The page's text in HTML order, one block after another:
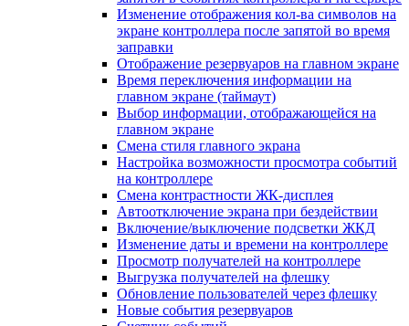
Изменение отображения кол-ва символов на
экране контроллера после запятой во время
заправки
Отображение резервуаров на главном экране
Время переключения информации на
главном экране (таймаут)
Выбор информации, отображающейся на
главном экране
Смена стиля главного экрана
Настройка возможности просмотра событий
на контроллере
Смена контрастности ЖК-дисплея
Автоотключение экрана при бездействии
Включение/выключение подсветки ЖКД
Изменение даты и времени на контроллере
Просмотр получателей на контроллере
Выгрузка получателей на флешку
Обновление пользователей через флешку
Новые события резервуаров